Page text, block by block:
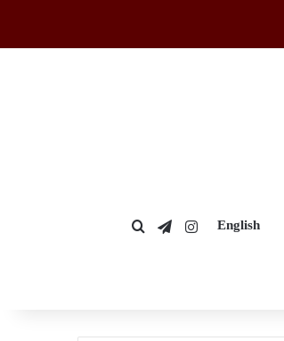
English اینستاگرام
تلگرامجستجو برای